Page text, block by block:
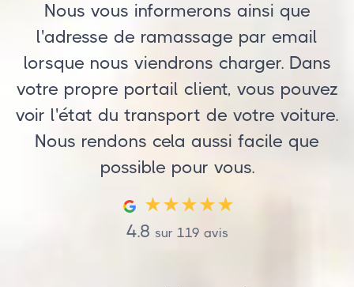
Nous vous informerons ainsi que
l'adresse de ramassage par email
lorsque nous viendrons charger. Dans
votre propre portail client, vous pouvez
voir l'état du transport de votre voiture.
Nous rendons cela aussi facile que
possible pour vous.
4.8 sur 119 avis